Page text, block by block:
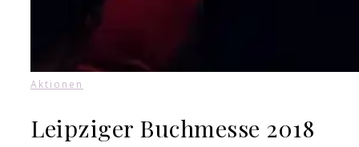
Aktionen
Leipziger Buchmesse 2018